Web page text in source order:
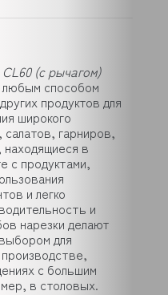
(с рычагом)
любым способом
продуктов для
широкого
гарниров,
в
с продуктами,
и легко
и
нарезки делают
для
с большим
в столовых.